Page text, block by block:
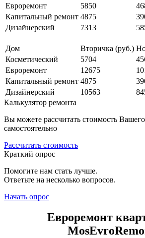
Евроремонт
5850
Капитальный ремонт 4875
Дизайнерский
7313
Дом Вторичка (руб.)
Косметический
5704
Евроремонт
12675
Капитальный ремонт 4875
Дизайнерский
10563
Калькулятор ремонта
Вы можете рассчитать стоимость
самостоятельно
Рассчитать стоимость
Краткий опрос
Помогите нам стать лучше.
Ответьте на несколько вопросов.
Начать опрос
Евроремонт